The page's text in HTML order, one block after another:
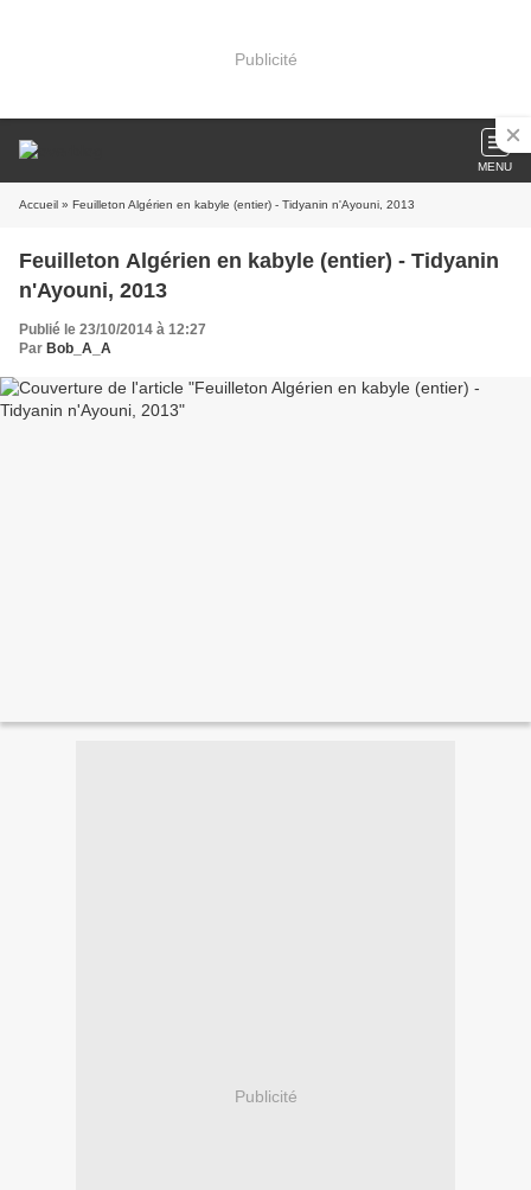
Publicité
MENU
Accueil » Feuilleton Algérien en kabyle (entier) - Tidyanin n'Ayouni, 2013
Feuilleton Algérien en kabyle (entier) - Tidyanin
n'Ayouni, 2013
Publié le 23/10/2014 à 12:27
Par Bob_A_A
Publicité